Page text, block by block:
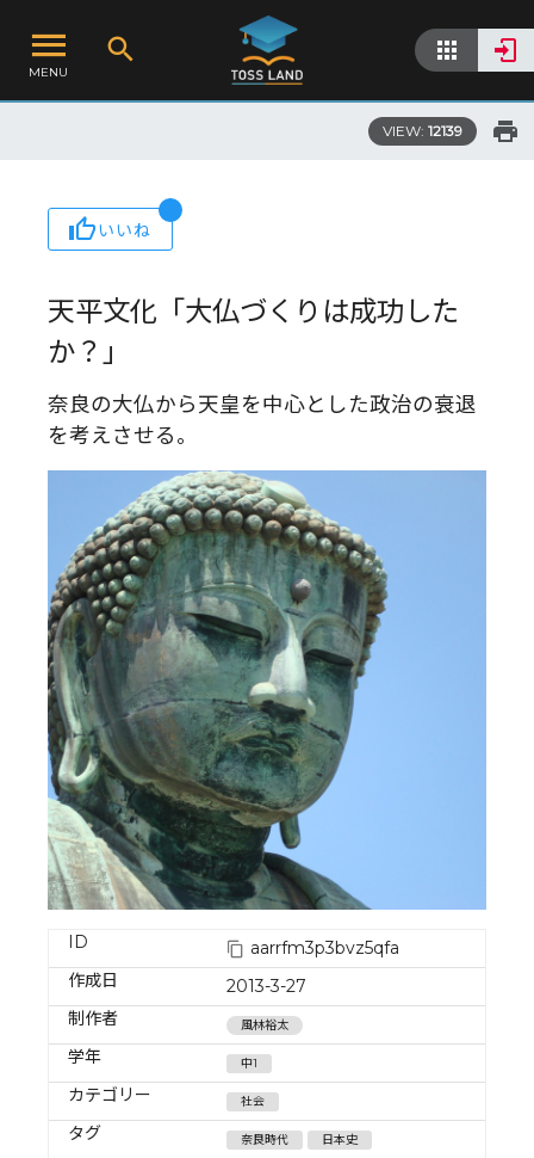
MENU
VIEW: 12139
いいね
天平文化「大仏づくりは成功した
か？」
奈良の大仏から天皇を中心とした政治の衰退
を考えさせる。
ID
aarrfm3p3bvz5qfa
作成日
2013-3-27
制作者
風林裕太
学年 中1
カテゴリー 社会
タグ 奈良時代 日本史